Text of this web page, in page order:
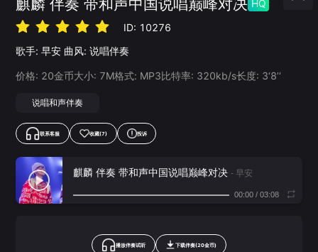
麒麟 伴奏 带和声中国说唱巅峰对决 HQ
ID: 10276
歌手: 早安 曲风: 说唱伴奏
价格: 20金币大小: 7M格式: MP3比特率: 320kb/s长度: 3‘8’‘
说唱和声伴奏
联系客服 收藏(7) 投诉
麒麟 伴奏 带和声中国说唱巅峰对决 - 早安
00:00/ 03:08
播放伴奏试听 下载伴奏(20金币)